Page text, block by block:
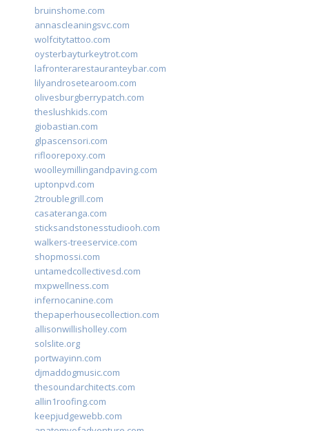
bruinshome.com
annascleaningsvc.com
wolfcitytattoo.com
oysterbayturkeytrot.com
lafronterarestauranteybar.com
lilyandrosetearoom.com
olivesburgberrypatch.com
theslushkids.com
giobastian.com
glpascensori.com
rifloorepoxy.com
woolleymillingandpaving.com
uptonpvd.com
2troublegrill.com
casateranga.com
sticksandstonesstudiooh.com
walkers-treeservice.com
shopmossi.com
untamedcollectivesd.com
mxpwellness.com
infernocanine.com
thepaperhousecollection.com
allisonwillisholley.com
solslite.org
portwayinn.com
djmaddogmusic.com
thesoundarchitects.com
allin1roofing.com
keepjudgewebb.com